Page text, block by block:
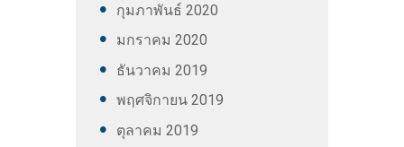
กุมภาพันธ์ 2020
มกราคม 2020
ธันวาคม 2019
พฤศจิกายน 2019
ตุลาคม 2019